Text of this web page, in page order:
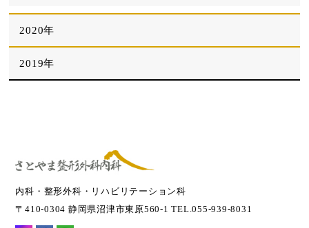
2020年
2019年
内科・整形外科・リハビリテーション科
〒410-0304 静岡県沼津市東原560-1 TEL.055-939-8031